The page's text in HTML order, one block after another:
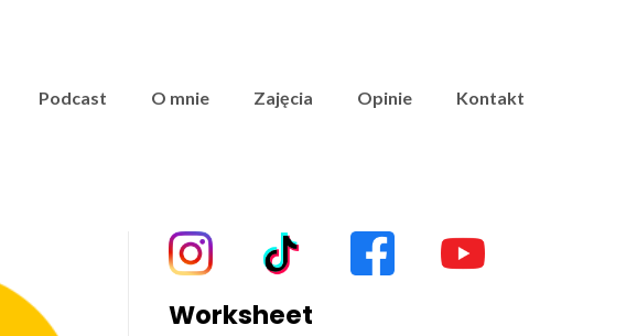
Podcast O mnie Zajęcia Opinie Kontakt
Worksheet